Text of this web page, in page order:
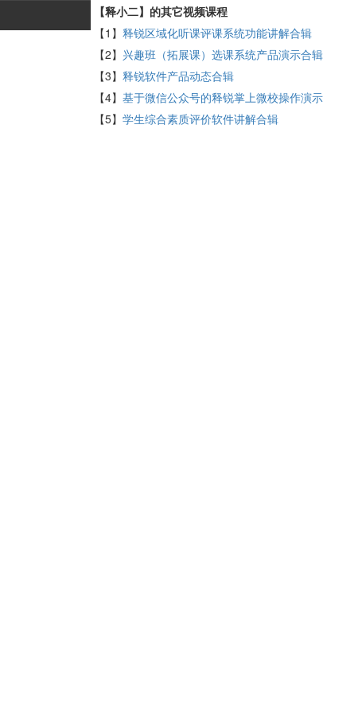
【释小二】的其它视频课程
【1】 释锐区域化听课评课系统功能讲解合辑
【2】 兴趣班（拓展课）选课系统产品演示合辑
【3】 释锐软件产品动态合辑
【4】 基于微信公众号的释锐掌上微校操作演示
【5】 学生综合素质评价软件讲解合辑